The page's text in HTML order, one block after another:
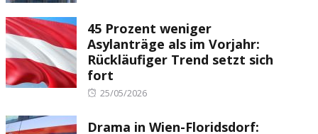
45 Prozent weniger
Asylanträge als im Vorjahr:
Rückläufiger Trend setzt sich
fort
Posted
25/05/2026
Drama in Wien-Floridsdorf: